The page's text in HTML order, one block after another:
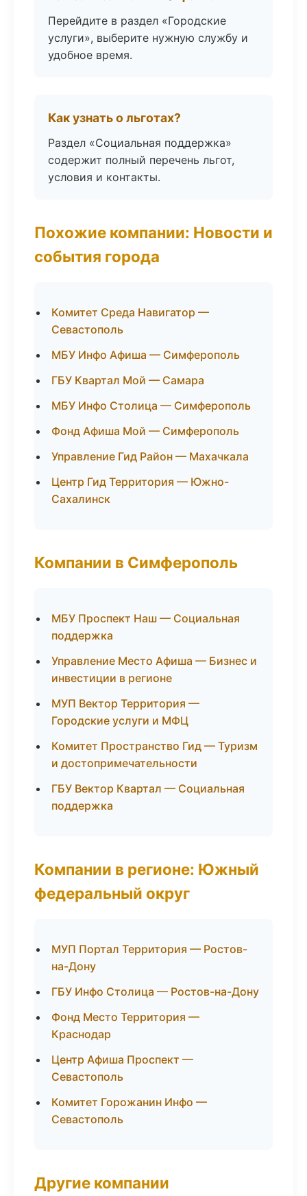
Перейдите в раздел «Городские
услуги», выберите нужную службу и
удобное время.
Как узнать о льготах?
Раздел «Социальная поддержка»
содержит полный перечень льгот,
условия и контакты.
Похожие компании: Новости и
события города
Комитет Среда Навигатор —
Севастополь
МБУ Инфо Афиша — Симферополь
ГБУ Квартал Мой — Самара
МБУ Инфо Столица — Симферополь
Фонд Афиша Мой — Симферополь
Управление Гид Район — Махачкала
Центр Гид Территория — Южно-
Сахалинск
Компании в Симферополь
МБУ Проспект Наш — Социальная
поддержка
Управление Место Афиша — Бизнес и
инвестиции в регионе
МУП Вектор Территория —
Городские услуги и МФЦ
Комитет Пространство Гид — Туризм
и достопримечательности
ГБУ Вектор Квартал — Социальная
поддержка
Компании в регионе: Южный
федеральный округ
МУП Портал Территория — Ростов-
на-Дону
ГБУ Инфо Столица — Ростов-на-Дону
Фонд Место Территория —
Краснодар
Центр Афиша Проспект —
Севастополь
Комитет Горожанин Инфо —
Севастополь
Другие компании